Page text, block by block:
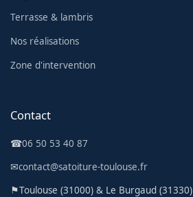
Terrasse & lambris
Nos réalisations
Zone d'intervention
Contact
☎06 50 53 40 87
✉contact@satoiture-toulouse.fr
⚑Toulouse (31000) & Le Burgaud (31330)